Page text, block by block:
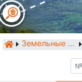
Земельные участки